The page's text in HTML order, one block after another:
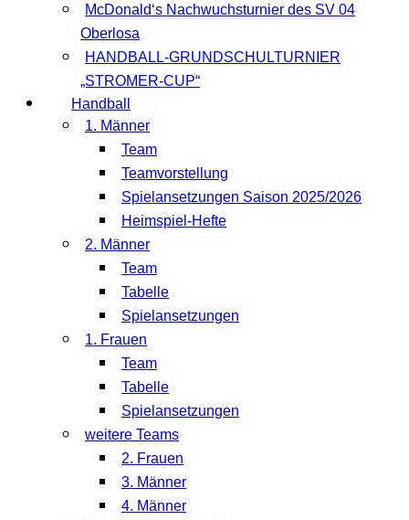
McDonald‘s Nachwuchsturnier des SV 04
Oberlosa
HANDBALL-GRUNDSCHULTURNIER
„STROMER-CUP“
Handball
1. Männer
Team
Teamvorstellung
Spielansetzungen Saison 2025/2026
Heimspiel-Hefte
2. Männer
Team
Tabelle
Spielansetzungen
1. Frauen
Team
Tabelle
Spielansetzungen
weitere Teams
2. Frauen
3. Männer
4. Männer